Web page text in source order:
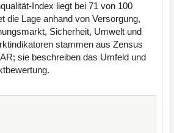
Index liegt bei 71 von 100
die Lage anhand von Versorgung,
Sicherheit, Umwelt und
stammen aus Zensus
sie beschreiben das Umfeld und